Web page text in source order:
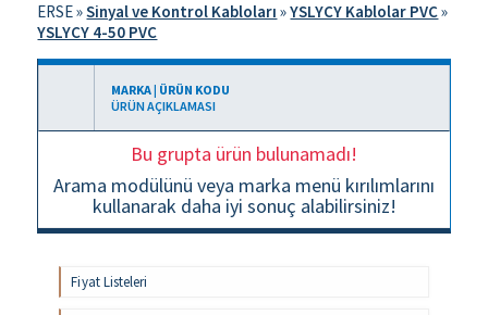
ERSE»Sinyal ve Kontrol Kabloları »YSLYCY Kablolar PVC»
YSLYCY 4-50 PVC
MARKA | ÜRÜN KODU
ÜRÜN AÇIKLAMASI
Bu grupta ürün bulunamadı!
Arama modülünü veya marka menü kırılımlarını
kullanarak daha iyi sonuç alabilirsiniz!
Fiyat Listeleri